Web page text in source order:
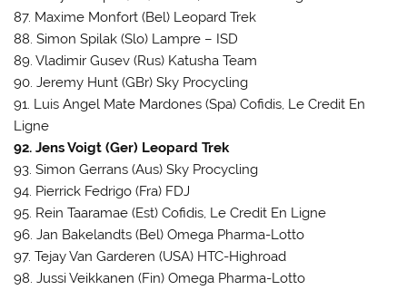
87. Maxime Monfort (Bel) Leopard Trek
88. Simon Spilak (Slo) Lampre – ISD
89. Vladimir Gusev (Rus) Katusha Team
90. Jeremy Hunt (GBr) Sky Procycling
91. Luis Angel Mate Mardones (Spa) Cofidis, Le Credit En
Ligne
92. Jens Voigt (Ger) Leopard Trek
93. Simon Gerrans (Aus) Sky Procycling
94. Pierrick Fedrigo (Fra) FDJ
95. Rein Taaramae (Est) Cofidis, Le Credit En Ligne
96. Jan Bakelandts (Bel) Omega Pharma-Lotto
97. Tejay Van Garderen (USA) HTC-Highroad
98. Jussi Veikkanen (Fin) Omega Pharma-Lotto